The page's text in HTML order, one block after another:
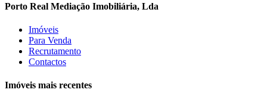
Porto Real Mediação Imobiliária, Lda
Imóveis
Para Venda
Recrutamento
Contactos
Imóveis mais recentes